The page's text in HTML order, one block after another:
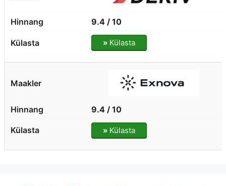
9.4 / 10
»Külasta
9.4 / 10
»Külasta